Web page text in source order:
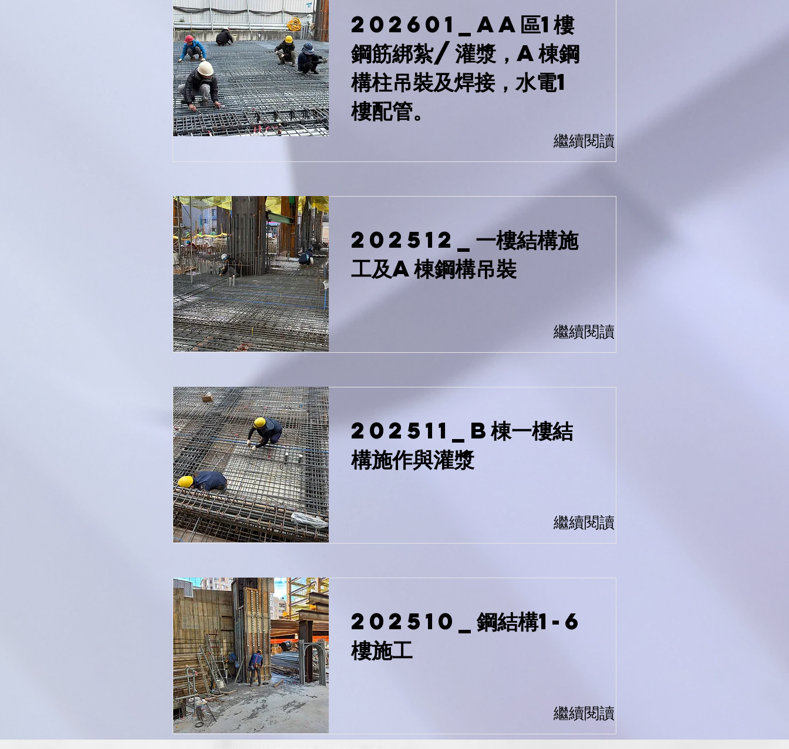
202601_AA區1樓
鋼筋綁紮/灌漿，A棟鋼
構柱吊裝及焊接，水電1
樓配管。
繼續閱讀
202512_一樓結構施
工及A棟鋼構吊裝
繼續閱讀
202511_B棟一樓結
構施作與灌漿
繼續閱讀
202510_鋼結構1-6
樓施工
繼續閱讀